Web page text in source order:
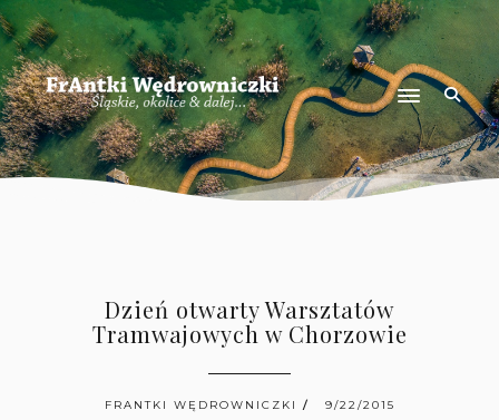
Dzień otwarty Warsztatów
Tramwajowych w Chorzowie
FRANTKI WĘDROWNICZKI 9/22/2015